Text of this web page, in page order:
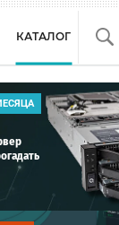
КАТАЛОГ